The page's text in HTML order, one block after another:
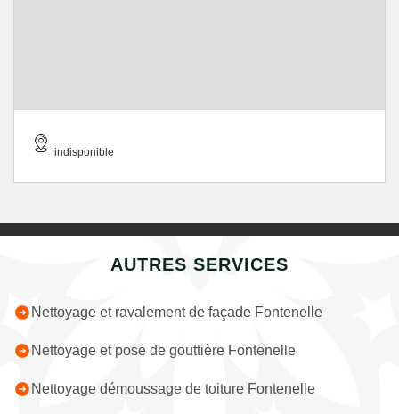
indisponible
AUTRES SERVICES
Nettoyage et ravalement de façade Fontenelle
Nettoyage et pose de gouttière Fontenelle
Nettoyage démoussage de toiture Fontenelle